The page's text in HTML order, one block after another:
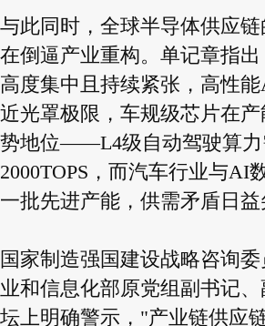
与此同时，全球半导体供应
在倒逼产业重构。单记章指
高度集中且持续紧张，高性
近光罩极限，车规级芯片在
势地位——L4级自动驾驶算力
2000TOPS，而汽车行业与AI
一批先进产能，供需矛盾日益
国家制造强国建设战略咨询
业和信息化部原党组副书记
坛上明确警示，"产业链供应